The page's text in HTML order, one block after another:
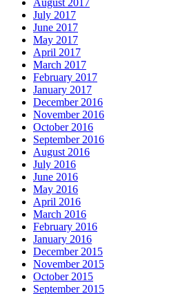
August 2017
July 2017
June 2017
May 2017
April 2017
March 2017
February 2017
January 2017
December 2016
November 2016
October 2016
September 2016
August 2016
July 2016
June 2016
May 2016
April 2016
March 2016
February 2016
January 2016
December 2015
November 2015
October 2015
September 2015